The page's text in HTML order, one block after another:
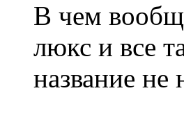
В чем
люкс и все
название не